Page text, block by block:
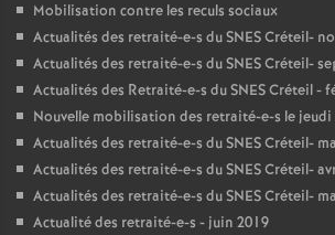
Mobilisation contre les reculs sociaux
Actualités des retraité-e-s duSNESCréteil-
Actualités des retraité-e-s duSNESCréteil-
Actualités des Retraité-e-s duSNESCréteil -
Nouvelle mobilisation des retraité-e-s le jeudi
Actualités des retraité-e-s duSNESCréteil-
Actualités des retraité-e-s duSNESCréteil-
Actualités des retraité-e-s duSNESCréteil-
Actualité des retraité-e-s - juin 2019